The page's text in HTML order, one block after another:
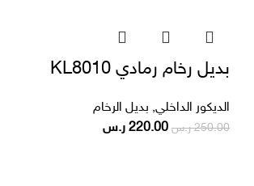
بديل رخام رمادي KL8010
الديكور الداخلي, بديل الرخام
250.00 ر.س 220.00 ر.س